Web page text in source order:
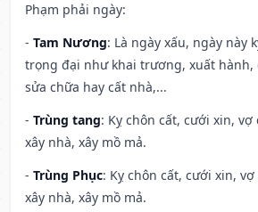
Phạm phải ngày:
- Tam Nương: Là ngày xấu, ngày này
trọng đại như khai trương, xuất hành,
sửa chữa hay cất nhà,...
- Trùng tang: Kỵ chôn cất, cưới xin,
xây nhà, xây mồ mả.
- Trùng Phục: Kỵ chôn cất, cưới xin,
xây nhà, xây mồ mả.